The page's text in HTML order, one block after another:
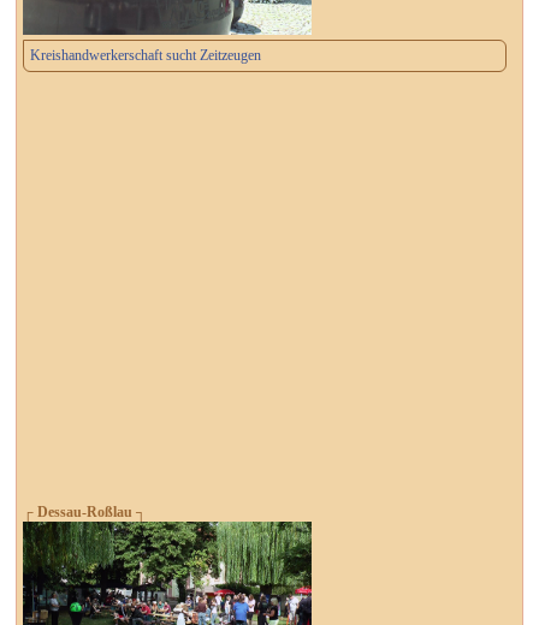
Kreishandwerkerschaft sucht Zeitzeugen
┌ Dessau-Roßlau ┐